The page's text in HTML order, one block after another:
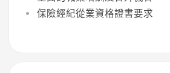
保險經紀從業資格證書要求